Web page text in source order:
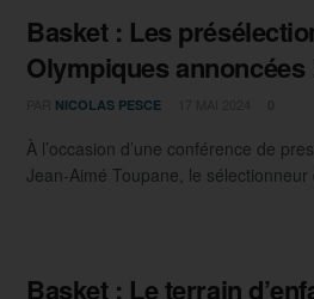
Basket : Les
Olympiques annoncées
NICOLAS PESCE
À l’occasion d’une conférence de
Jean-Aimé Toupane, le
Basket : Le terrain